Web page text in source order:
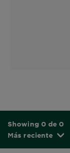
Showing 0 de 0
Más reciente